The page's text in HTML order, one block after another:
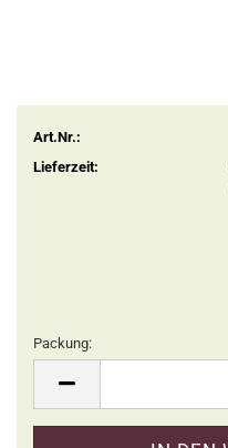
Art.Nr.:
Lieferzeit:
Packung: